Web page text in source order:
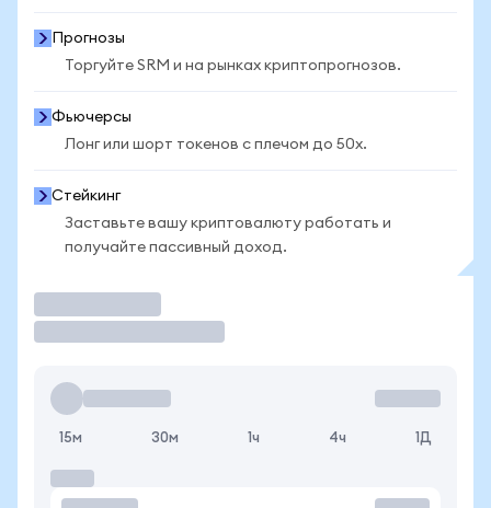
Прогнозы
Торгуйте SRM и на рынках криптопрогнозов.
Фьючерсы
Лонг или шорт токенов с плечом до 50x.
Стейкинг
Заставьте вашу криптовалюту работать и
получайте пассивный доход.
15м 30м 1ч 4ч 1Д